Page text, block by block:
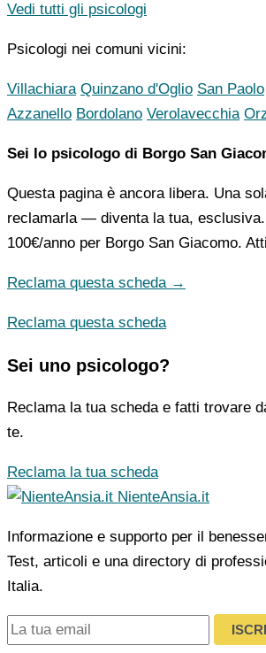
Vedi tutti gli psicologi
Psicologi nei comuni vicini:
Villachiara Quinzano d'Oglio San Paolo
Azzanello Bordolano Verolavecchia
Sei lo psicologo di Borgo San
Questa pagina è ancora libera. Una
reclamarla — diventa la tua, esclusiva.
100€/anno per Borgo San Giacomo.
Reclama questa scheda →
Reclama questa scheda
Sei uno psicologo?
Reclama la tua scheda e fatti trovare
te.
Reclama la tua scheda
NienteAnsia.it
Informazione e supporto per il
Test, articoli e una directory di
Italia.